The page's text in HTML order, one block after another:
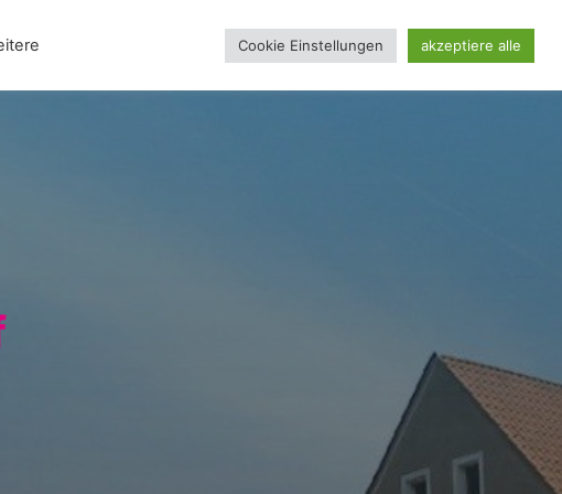
VEREINSSEITE Cookie Einstellungen akzeptiere alle